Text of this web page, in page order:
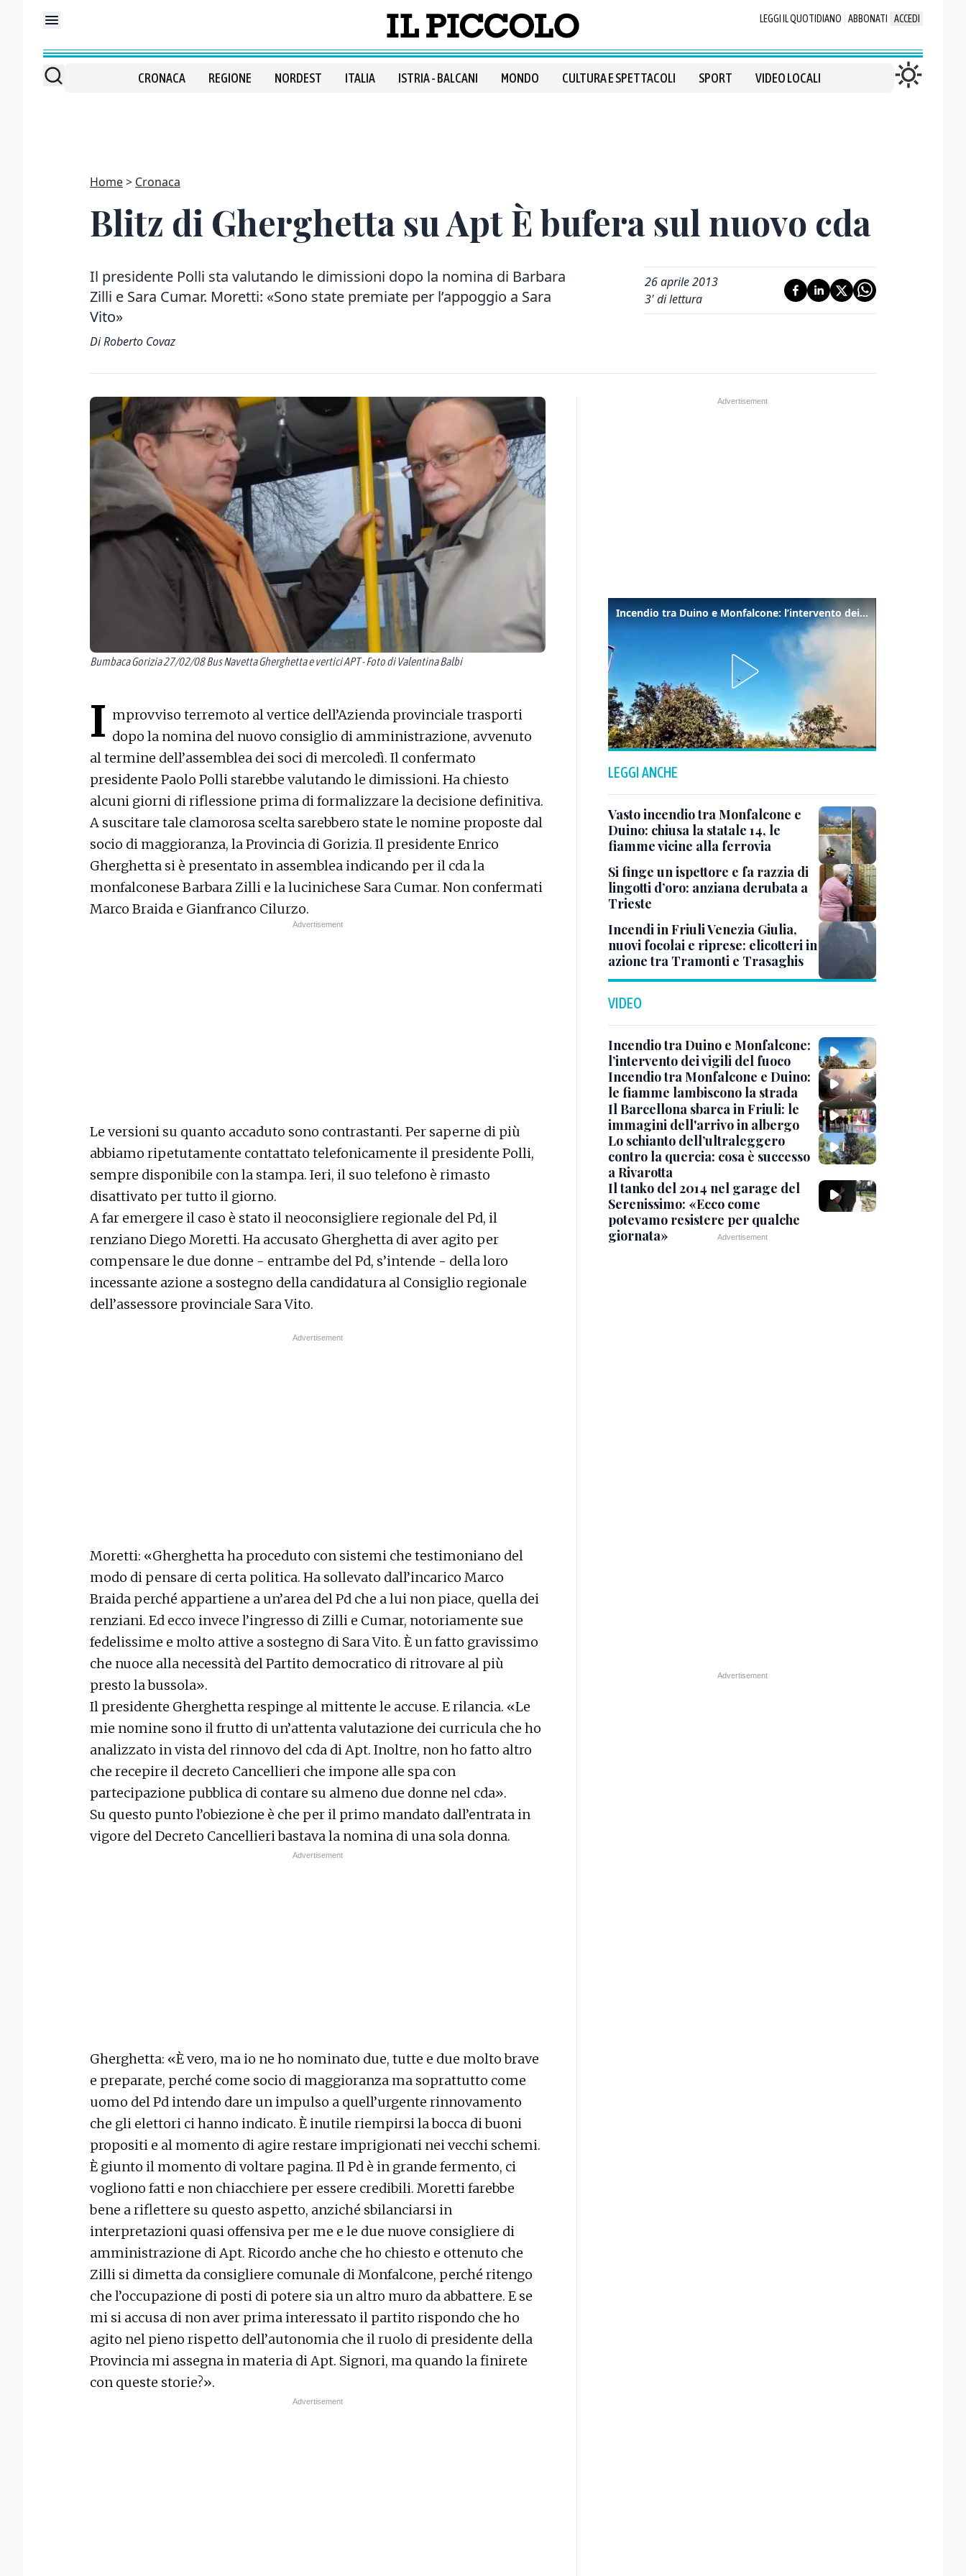
LEGGI IL QUOTIDIANO ABBONATI ACCEDI
CRONACA REGIONE NORDEST ITALIA ISTRIA - BALCANI MONDO CULTURA E SPETTACOLI SPORT VIDEO LOCALI
Home Cronaca
Blitz di Gherghetta su Apt È bufera sul nuovo cda
Il presidente Polli sta valutando le dimissioni dopo la nomina di Barbara
Zilli e Sara Cumar. Moretti: «Sono state premiate per l’appoggio a Sara
Vito»
Di Roberto Covaz
26 aprile 2013
3' di lettura
Bumbaca Gorizia 27/02/08 Bus Navetta Gherghetta e vertici APT - Foto di Valentina Balbi
I mprovviso terremoto al vertice dell’Azienda provinciale trasporti
dopo la nomina del nuovo consiglio di amministrazione, avvenuto
al termine dell’assemblea dei soci di mercoledì. Il confermato
presidente Paolo Polli starebbe valutando le dimissioni. Ha chiesto
alcuni giorni di riflessione prima di formalizzare la decisione definitiva.
A suscitare tale clamorosa scelta sarebbero state le nomine proposte dal
socio di maggioranza, la Provincia di Gorizia. Il presidente Enrico
Gherghetta si è presentato in assemblea indicando per il cda la
monfalconese Barbara Zilli e la lucinichese Sara Cumar. Non confermati
Marco Braida e Gianfranco Cilurzo.
Le versioni su quanto accaduto sono contrastanti. Per saperne di più
abbiamo ripetutamente contattato telefonicamente il presidente Polli,
sempre disponibile con la stampa. Ieri, il suo telefono è rimasto
disattivato per tutto il giorno.
A far emergere il caso è stato il neoconsigliere regionale del Pd, il
renziano Diego Moretti. Ha accusato Gherghetta di aver agito per
compensare le due donne - entrambe del Pd, s’intende - della loro
incessante azione a sostegno della candidatura al Consiglio regionale
dell’assessore provinciale Sara Vito.
Moretti: «Gherghetta ha proceduto con sistemi che testimoniano del
modo di pensare di certa politica. Ha sollevato dall’incarico Marco
Braida perché appartiene a un’area del Pd che a lui non piace, quella dei
renziani. Ed ecco invece l’ingresso di Zilli e Cumar, notoriamente sue
fedelissime e molto attive a sostegno di Sara Vito. È un fatto gravissimo
che nuoce alla necessità del Partito democratico di ritrovare al più
presto la bussola».
Il presidente Gherghetta respinge al mittente le accuse. E rilancia. «Le
mie nomine sono il frutto di un’attenta valutazione dei curricula che ho
analizzato in vista del rinnovo del cda di Apt. Inoltre, non ho fatto altro
che recepire il decreto Cancellieri che impone alle spa con
partecipazione pubblica di contare su almeno due donne nel cda».
Su questo punto l’obiezione è che per il primo mandato dall’entrata in
vigore del Decreto Cancellieri bastava la nomina di una sola donna.
Gherghetta: «È vero, ma io ne ho nominato due, tutte e due molto brave
e preparate, perché come socio di maggioranza ma soprattutto come
uomo del Pd intendo dare un impulso a quell’urgente rinnovamento
che gli elettori ci hanno indicato. È inutile riempirsi la bocca di buoni
propositi e al momento di agire restare imprigionati nei vecchi schemi.
È giunto il momento di voltare pagina. Il Pd è in grande fermento, ci
vogliono fatti e non chiacchiere per essere credibili. Moretti farebbe
bene a riflettere su questo aspetto, anziché sbilanciarsi in
interpretazioni quasi offensiva per me e le due nuove consigliere di
amministrazione di Apt. Ricordo anche che ho chiesto e ottenuto che
Zilli si dimetta da consigliere comunale di Monfalcone, perché ritengo
che l’occupazione di posti di potere sia un altro muro da abbattere. E se
mi si accusa di non aver prima interessato il partito rispondo che ho
agito nel pieno rispetto dell’autonomia che il ruolo di presidente della
Provincia mi assegna in materia di Apt. Signori, ma quando la finirete
con queste storie?».
Incendio tra Duino e Monfalcone: l’intervento dei vigili del fuoco
LEGGI ANCHE
Vasto incendio tra Monfalcone e
Duino: chiusa la statale 14, le
fiamme vicine alla ferrovia
Si finge un ispettore e fa razzia di
lingotti d’oro: anziana derubata a
Trieste
Incendi in Friuli Venezia Giulia,
nuovi focolai e riprese: elicotteri in
azione tra Tramonti e Trasaghis
VIDEO
Incendio tra Duino e Monfalcone:
l’intervento dei vigili del fuoco
Incendio tra Monfalcone e Duino:
le fiamme lambiscono la strada
Il Barcellona sbarca in Friuli: le
immagini dell'arrivo in albergo
Lo schianto dell’ultraleggero
contro la quercia: cosa è successo
a Rivarotta
Il tanko del 2014 nel garage del
Serenissimo: «Ecco come
potevamo resistere per qualche
giornata»